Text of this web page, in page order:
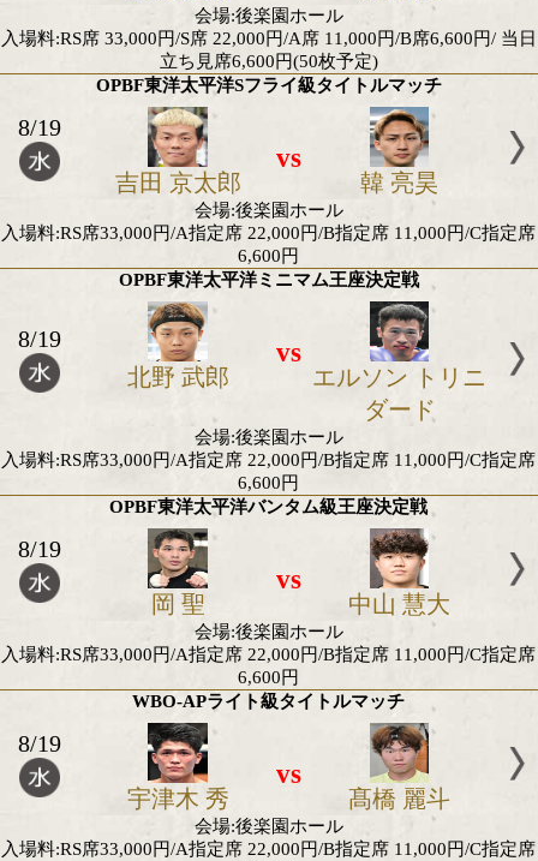
立ち見席6,600円(50枚予定)
WBO-AP・OPBF東洋太平洋Sウェルター級王座
豊嶋 亮太 緑川 創
会場:後楽園ホール
入場料:RS席 33,000円/S席 22,000円/A席 11,000円/B席
立ち見席6,600円(50枚予定)
OPBF東洋太平洋Sフライ級タイトルマッチ
8/19
吉田 京太郎
vs
韓 亮昊
会場:後楽園ホール
入場料:RS席33,000円/A指定席 22,000円/B指定席
6,600円
OPBF東洋太平洋ミニマム王座決定戦
8/19
北野 武郎
vs
エルソン
ダード
会場:後楽園ホール
入場料:RS席33,000円/A指定席 22,000円/B指定席
OPBF東洋太平洋バンタム級王座決定戦
8/19